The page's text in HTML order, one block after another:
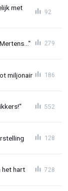
met
92
279
miljonair 186
552
128
het hart 728